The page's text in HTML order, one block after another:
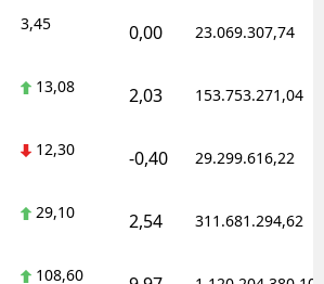
3,45 0,00 23.069.307,74
13,08 2,03 153.753.271,04
12,30 -0,40 29.299.616,22
29,10 2,54 311.681.294,62
108,60